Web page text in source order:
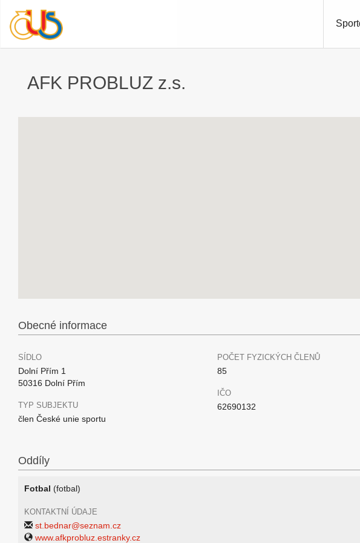
AFK PROBLUZ z.s.
Obecné informace
SÍDLO
Dolní Přím 1
50316 Dolní Přím
TYP SUBJEKTU
člen České unie sportu
POČET FYZICKÝCH ČLENŮ
85
IČO
62690132
Oddíly
Fotbal (fotbal)
KONTAKTNÍ ÚDAJE
st.bednar@seznam.cz
www.afkprobluz.estranky.cz